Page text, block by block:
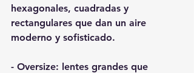
hexagonales, cuadradas y
rectangulares que dan un aire
moderno y sofisticado.
- Oversize: lentes grandes que